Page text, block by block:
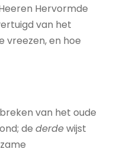
Hervormde
van het
vreezen, en hoe
van het oude
de derdewijst